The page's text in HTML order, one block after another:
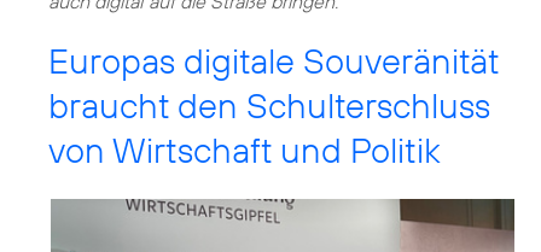
Europas digitale Souveränität
braucht den Schulterschluss
von Wirtschaft und Politik